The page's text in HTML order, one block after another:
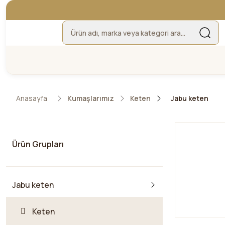
Anasayfa Kumaşlarımız Keten Jabu keten
Ürün Grupları
Jabu keten
Keten